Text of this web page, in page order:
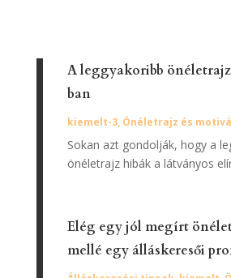
A leggyakoribb önéletrajz
ban
kiemelt-3, Önéletrajz és
Sokan azt gondolják, hogy a
önéletrajz hibák a látványos
Elég egy jól megírt
mellé egy álláskeresői